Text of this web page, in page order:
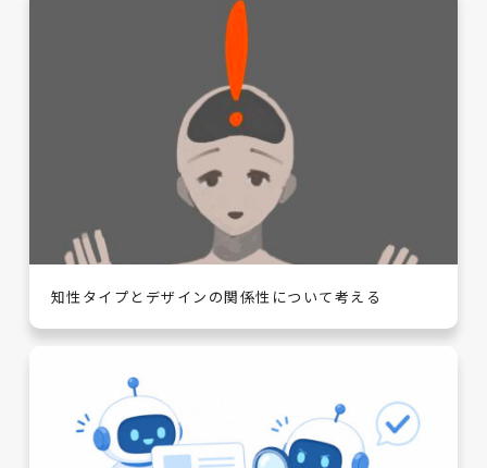
知性タイプとデザインの関係性について考える